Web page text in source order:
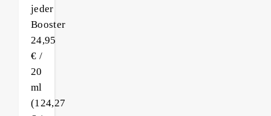
jeder
Booster
24,95
€ /
20
ml
(124,27